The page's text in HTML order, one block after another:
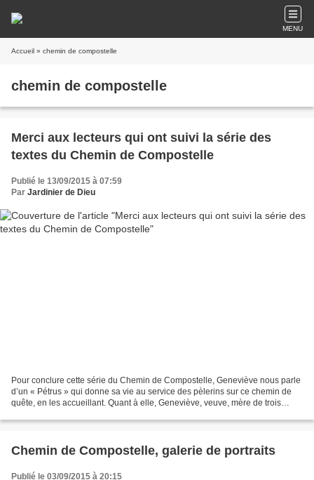
MENU
Accueil » chemin de compostelle
chemin de compostelle
Merci aux lecteurs qui ont suivi la série des
textes du Chemin de Compostelle
Publié le 13/09/2015 à 07:59
Par Jardinier de Dieu
Pour conclure cette série du Chemin de Compostelle, Geneviève nous parle
d’un « Pétrus » qui donne sa vie au service des pèlerins sur ce chemin de
quête, en les accueillant. Quant à elle, Geneviève, veuve, mère de trois
Chemin de Compostelle, galerie de portraits
Publié le 03/09/2015 à 20:15